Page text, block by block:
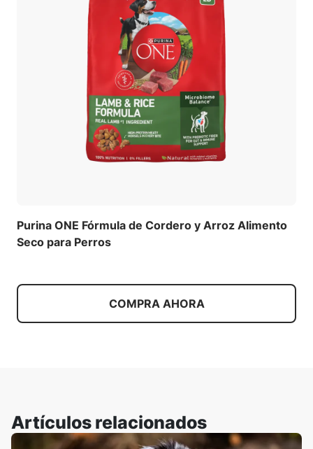
Purina ONE Fórmula de Cordero y Arroz Alimento
Seco para Perros
COMPRA AHORA
Artículos relacionados